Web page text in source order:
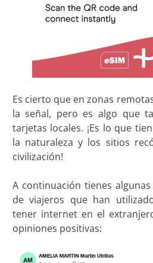
Es cierto que en zonas
la señal, pero es algo que
tarjetas locales. ¡Es lo que
la naturaleza y los sitios
civilización!
A continuación tienes algunas
de viajeros que han
tener internet en el
opiniones positivas: